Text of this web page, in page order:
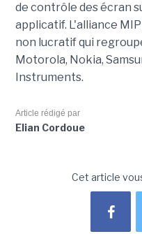
de contrôle des écran
applicatif. L'alliance
non lucratif qui
Motorola, Nokia,
Instruments.
Article rédigé par
Elian Cordoue
Cet article